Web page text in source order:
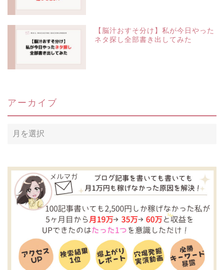
【脳汁おすそ分け】私が今日やった
ネタ探し全部書き出してみた
アーカイブ
ア
ー
ブ